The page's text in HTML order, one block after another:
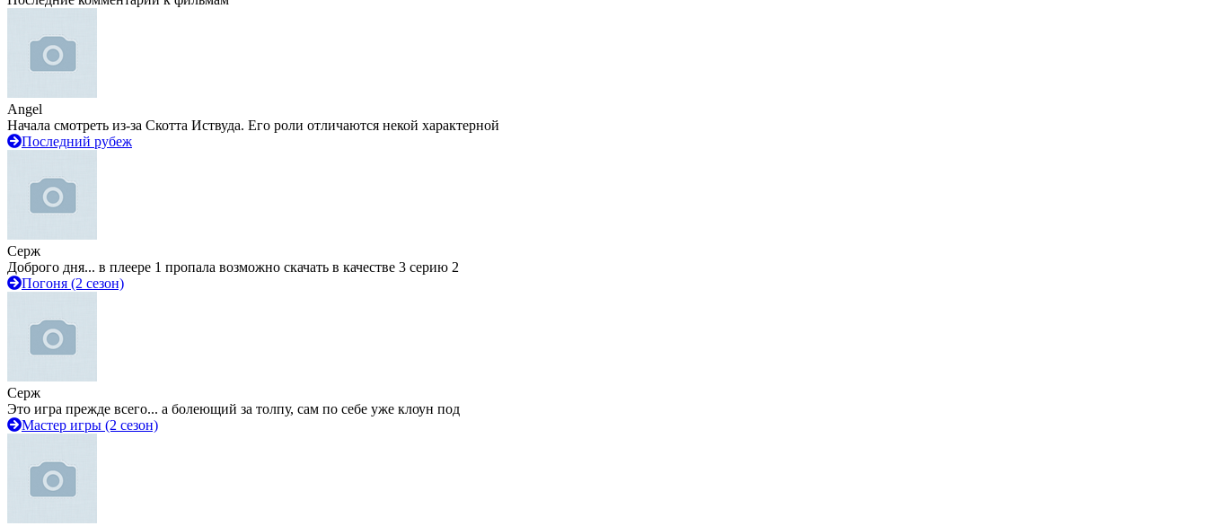
Angel
Начала смотреть из-за Скотта Иствуда. Его роли отличаются некой характерной
Последний рубеж
Серж
Доброго дня... в плеере 1 пропала возможно скачать в качестве 3 серию 2
Погоня (2 сезон)
Серж
Это игра прежде всего... а болеющий за толпу, сам по себе уже клоун под
Мастер игры (2 сезон)